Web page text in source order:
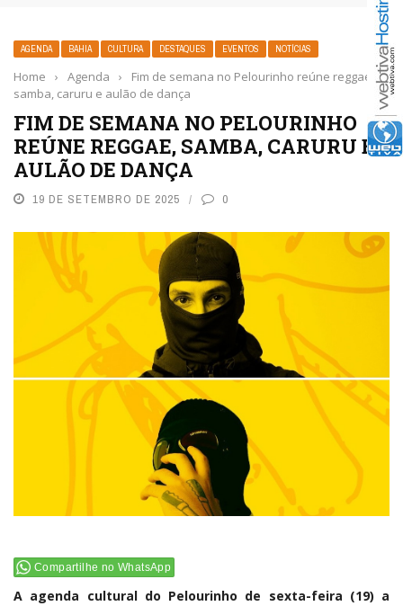
AGENDA BAHIA CULTURA DESTAQUES EVENTOS NOTÍCIAS
Home › Agenda ›
Fim de semana no Pelourinho reúne reggae,
samba, caruru e aulão de dança
FIM DE SEMANA NO PELOURINHO
REÚNE REGGAE, SAMBA, CARURU E
AULÃO DE DANÇA
19 DE SETEMBRO DE 2025 0
Compartilhe no WhatsApp
A agenda cultural do Pelourinho de sexta-feira (19) a